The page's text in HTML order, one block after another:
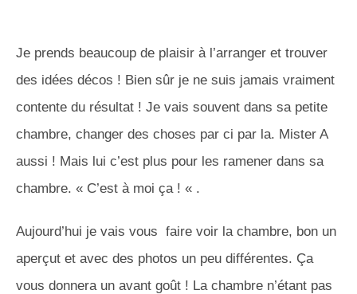
Je prends beaucoup de plaisir à l’arranger et trouver
des idées décos ! Bien sûr je ne suis jamais vraiment
contente du résultat ! Je vais souvent dans sa petite
chambre, changer des choses par ci par la. Mister A
aussi ! Mais lui c’est plus pour les ramener dans sa
chambre. « C’est à moi ça ! « .
Aujourd’hui je vais vous faire voir la chambre, bon un
aperçut et avec des photos un peu différentes. Ça
vous donnera un avant goût ! La chambre n’étant pas